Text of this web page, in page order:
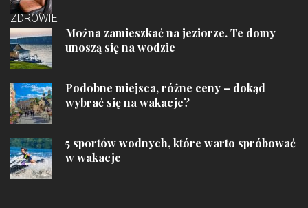
ZDROWIE
Można zamieszkać na jeziorze. Te domy
unoszą się na wodzie
Podobne miejsca, różne ceny – dokąd
wybrać się na wakacje?
5 sportów wodnych, które warto spróbować
w wakacje